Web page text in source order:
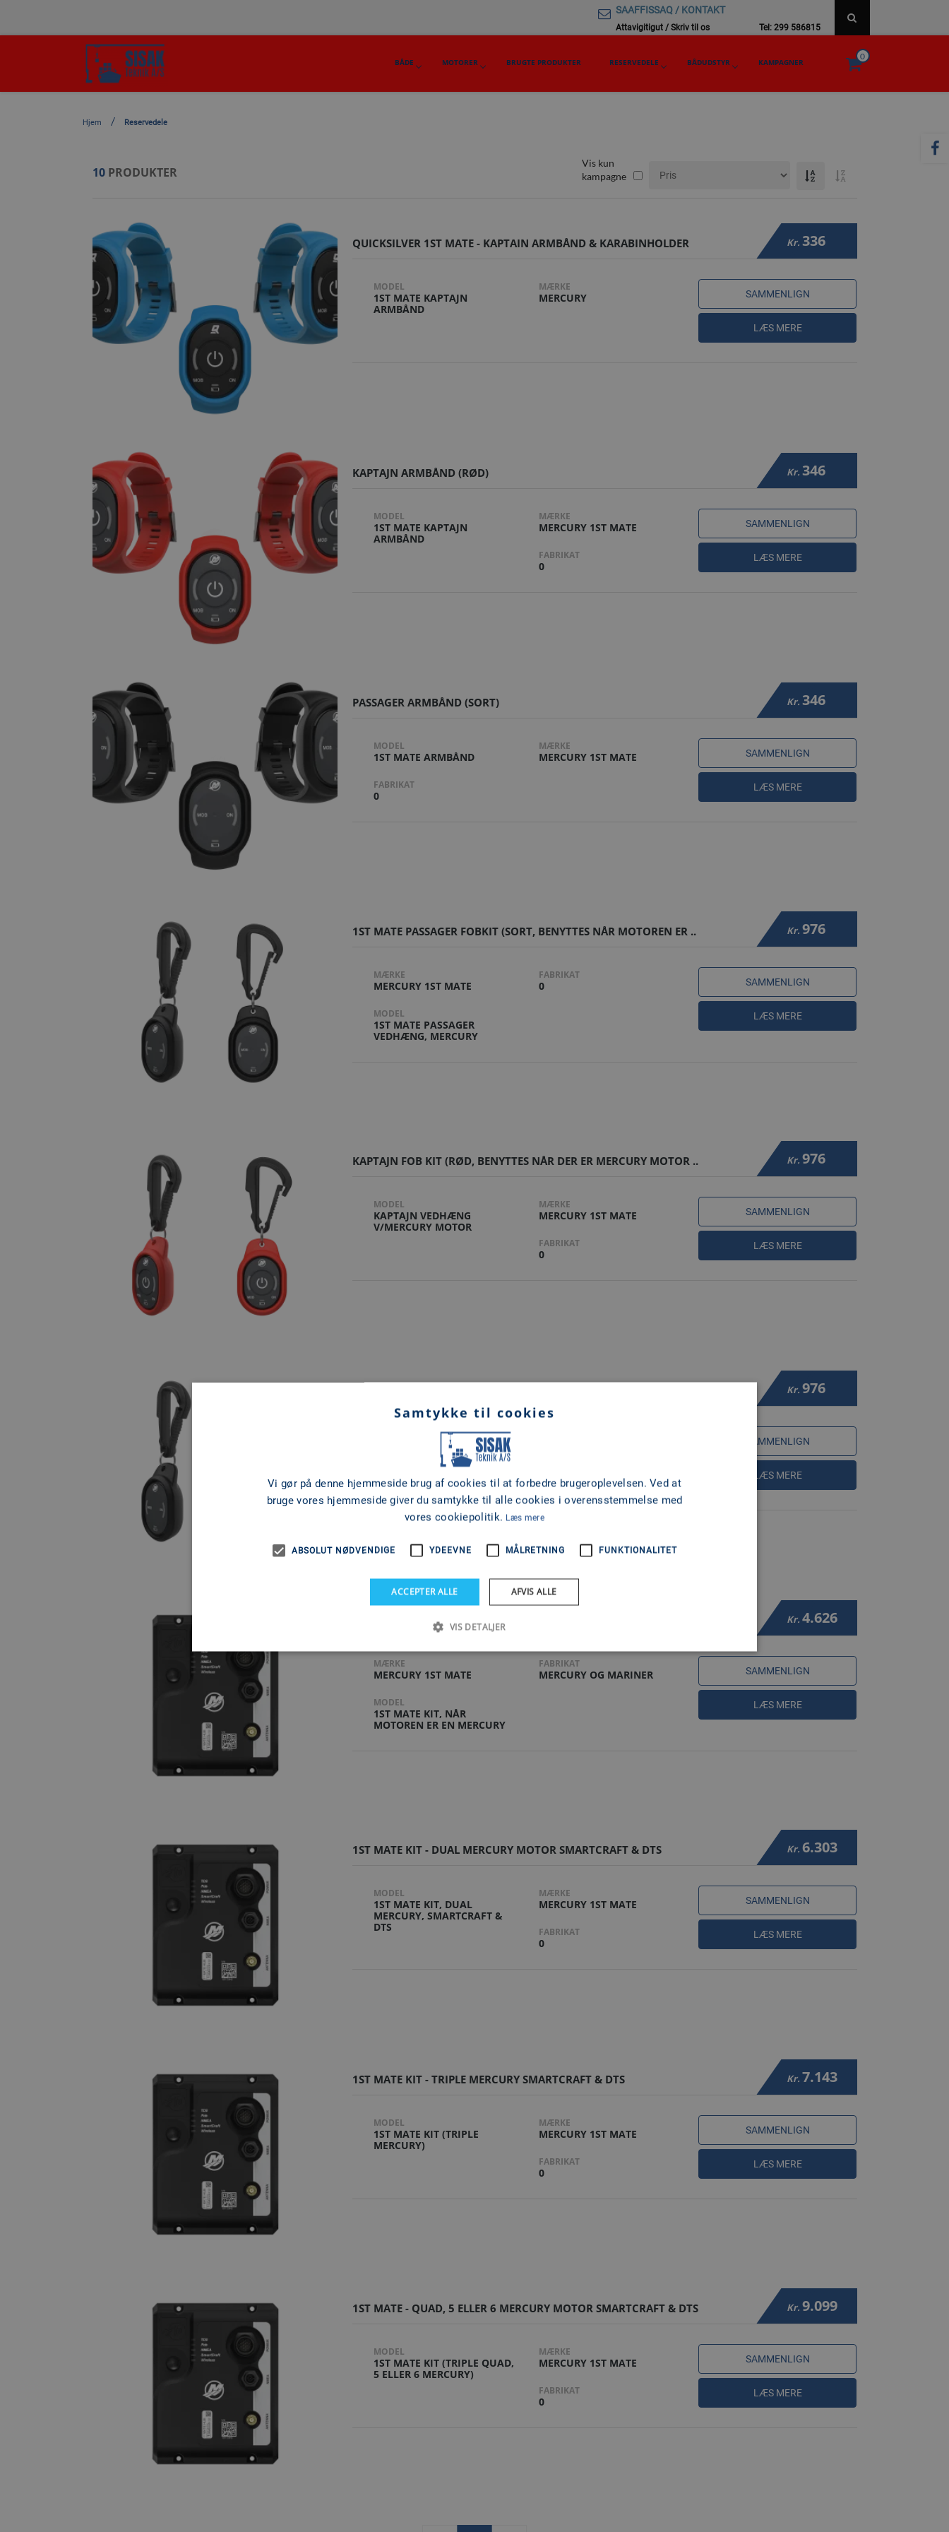
SAAFFISSAQ / KONTAKT
Attavigitigut / Skriv til os Tel: 299 586815
BÅDE MOTORER BRUGTE PRODUKTER RESERVEDELE BÅDUDSTYR KAMPAGNER
0
Hjem Reservedele
10PRODUKTER
Vis kun
kampagne
QUICKSILVER 1ST MATE - KAPTAIN ARMBÅND & KARABINHOLDER Kr. 336
MODEL
1ST MATE KAPTAJN
ARMBÅND
MÆRKE
MERCURY SAMMENLIGN
LÆS MERE
KAPTAJN ARMBÅND (RØD) Kr. 346
MODEL
1ST MATE KAPTAJN
ARMBÅND
MÆRKE
MERCURY 1ST MATE
FABRIKAT
0
SAMMENLIGN
LÆS MERE
PASSAGER ARMBÅND (SORT) Kr. 346
MODEL
1ST MATE ARMBÅND
MÆRKE
MERCURY 1ST MATE
FABRIKAT
0
SAMMENLIGN
LÆS MERE
1ST MATE PASSAGER FOBKIT (SORT, BENYTTES NÅR MOTOREN ER .. Kr. 976
MÆRKE
MERCURY 1ST MATE
FABRIKAT
0
MODEL
1ST MATE PASSAGER
VEDHÆNG, MERCURY
SAMMENLIGN
LÆS MERE
KAPTAJN FOB KIT (RØD, BENYTTES NÅR DER ER MERCURY MOTOR .. Kr. 976
MODEL
KAPTAJN VEDHÆNG
V/MERCURY MOTOR
MÆRKE
MERCURY 1ST MATE
FABRIKAT
0
SAMMENLIGN
LÆS MERE
Kr. 976
1ST MATE PASSAGER
0
SAMMENLIGN
LÆS MERE
1ST MATE KIT (NÅR DER BENYTTES MERCURY MOTOR) Kr. 4.626
MÆRKE
MERCURY 1ST MATE
FABRIKAT
MERCURY OG MARINER
MODEL
1ST MATE KIT, NÅR
MOTOREN ER EN MERCURY
SAMMENLIGN
LÆS MERE
1ST MATE KIT - DUAL MERCURY MOTOR SMARTCRAFT & DTS Kr. 6.303
MODEL
1ST MATE KIT, DUAL
MERCURY, SMARTCRAFT &
DTS
MÆRKE
MERCURY 1ST MATE
FABRIKAT
0
SAMMENLIGN
LÆS MERE
1ST MATE KIT - TRIPLE MERCURY SMARTCRAFT & DTS Kr. 7.143
MODEL
1ST MATE KIT (TRIPLE
MERCURY)
MÆRKE
MERCURY 1ST MATE
FABRIKAT
0
SAMMENLIGN
LÆS MERE
1ST MATE - QUAD, 5 ELLER 6 MERCURY MOTOR SMARTCRAFT & DTS Kr. 9.099
MODEL
1ST MATE KIT (TRIPLE QUAD,
5 ELLER 6 MERCURY)
MÆRKE
MERCURY 1ST MATE
FABRIKAT
0
SAMMENLIGN
LÆS MERE
Samtykke til cookies
Vi gør på denne hjemmeside brug af cookies til at forbedre brugeroplevelsen. Ved at
bruge vores hjemmeside giver du samtykke til alle cookies i overensstemmelse med
vores cookiepolitik. Læs mere
ABSOLUT NØDVENDIGE YDEEVNE MÅLRETNING FUNKTIONALITET
ACCEPTER ALLE AFVIS ALLE
VIS DETALJER